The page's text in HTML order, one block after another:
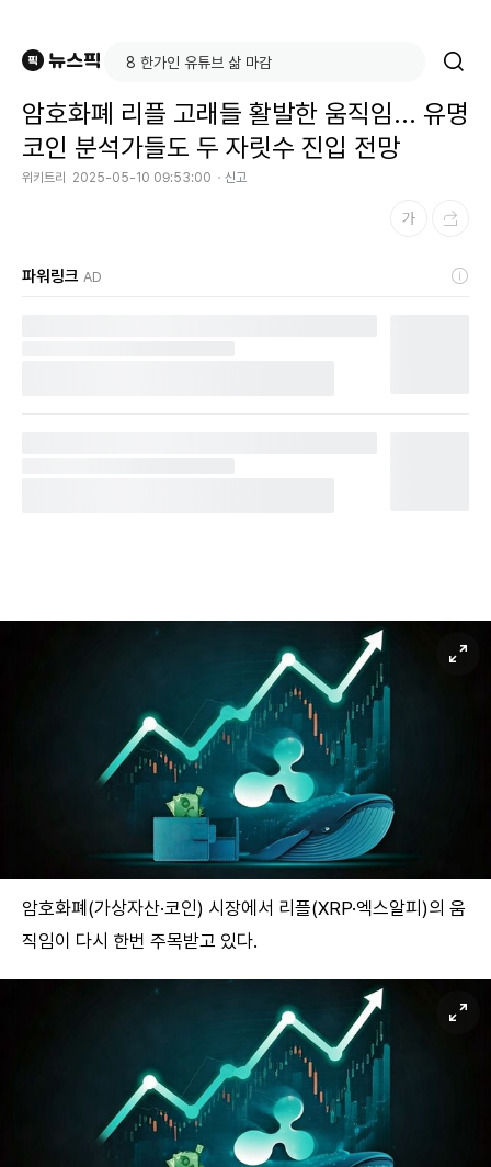
암호화폐 리플 고래들 활발한 움직임... 유명
코인 분석가들도 두 자릿수 진입 전망
위키트리 2025-05-10 09:53:00 신고
파워링크 AD
암호화폐(가상자산·코인) 시장에서 리플(XRP·엑스알피)의 움
직임이 다시 한번 주목받고 있다.